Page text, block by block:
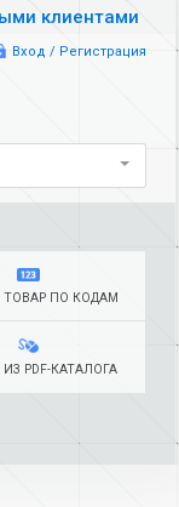
клиентами
Вход / Регистрация
ТОВАР ПО КОДАМ
PDF-КАТАЛОГА